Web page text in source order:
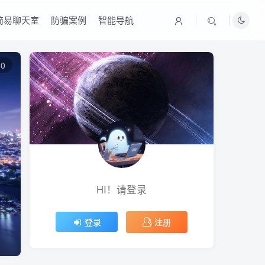
易聊天室 防骗案例 智能导航
0
HI！请登录
登录 注册